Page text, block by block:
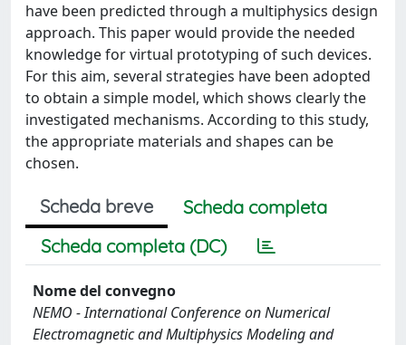
have been predicted through a multiphysics design
approach. This paper would provide the needed
knowledge for virtual prototyping of such devices.
For this aim, several strategies have been adopted
to obtain a simple model, which shows clearly the
investigated mechanisms. According to this study,
the appropriate materials and shapes can be
chosen.
Scheda breve
Scheda completa
Scheda completa (DC)
Nome del convegno
NEMO - International Conference on Numerical
Electromagnetic and Multiphysics Modeling and